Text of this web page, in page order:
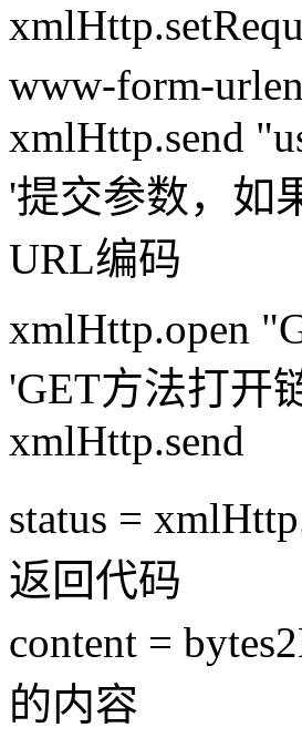
www-form-
xmlHttp.send
'提交参数，如
URL编码
xmlHttp.open
'GET方法打开
xmlHttp.send
status =
返回代码
content =
的内容